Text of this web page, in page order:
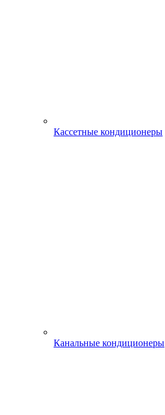
Кассетные кондиционеры
Канальные кондиционеры